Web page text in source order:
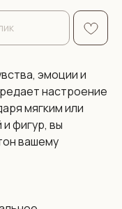
эмоции и
настроение
мягким или
фигур, вы
вашему